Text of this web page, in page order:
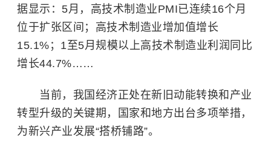
据显示：5月，高技术制造业PMI已连续16个月
位于扩张区间；高技术制造业增加值增长
15.1%；1至5月规模以上高技术制造业利润同比
增长44.7%……
当前，我国经济正处在新旧动能转换和产业
转型升级的关键期，国家和地方出台多项举措，
为新兴产业发展“搭桥铺路”。